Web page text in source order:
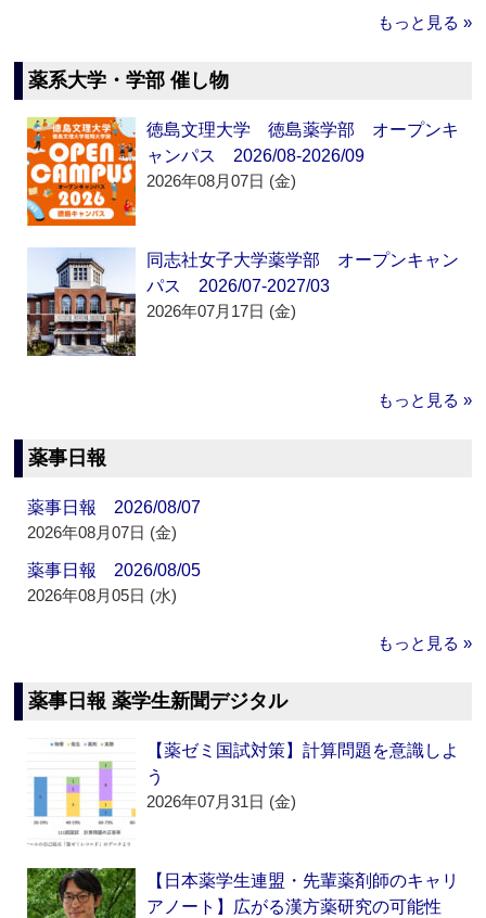
もっと見る »
薬系大学・学部 催し物
徳島文理大学 徳島薬学部 オープンキ
ャンパス 2026/08-2026/09
2026年08月07日 (金)
同志社女子大学薬学部 オープンキャン
パス 2026/07-2027/03
2026年07月17日 (金)
もっと見る »
薬事日報
薬事日報 2026/08/07
2026年08月07日 (金)
薬事日報 2026/08/05
2026年08月05日 (水)
もっと見る »
薬事日報 薬学生新聞デジタル
【薬ゼミ国試対策】計算問題を意識しよ
う
2026年07月31日 (金)
【日本薬学生連盟・先輩薬剤師のキャリ
アノート】広がる漢方薬研究の可能性